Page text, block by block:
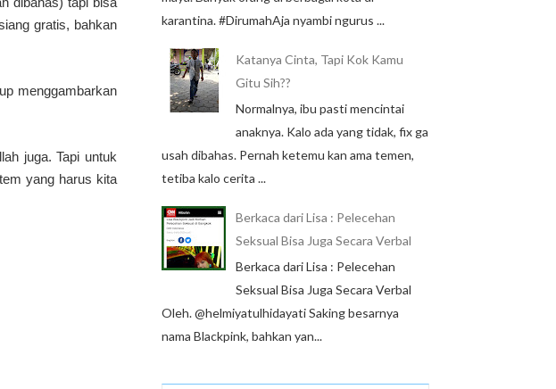
gratis, bahkan
menggambarkan
juga. Tapi untuk
yang harus kita
karantina. #DirumahAja nyambi ngurus ...
Katanya Cinta, Tapi Kok Kamu
Gitu Sih??
Normalnya, ibu pasti mencintai
anaknya. Kalo ada yang tidak, fix ga
usah dibahas. Pernah ketemu kan ama temen,
tetiba kalo cerita ...
Berkaca dari Lisa : Pelecehan
Seksual Bisa Juga Secara Verbal
Berkaca dari Lisa : Pelecehan
Seksual Bisa Juga Secara Verbal
Oleh. @helmiyatulhidayati Saking besarnya
nama Blackpink, bahkan yan...